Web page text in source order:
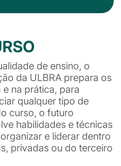
de ensino, o
da ULBRA prepara os
na prática, para
qualquer tipo de
curso, o futuro
habilidades e técnicas
e liderar dentro
privadas ou do terceiro